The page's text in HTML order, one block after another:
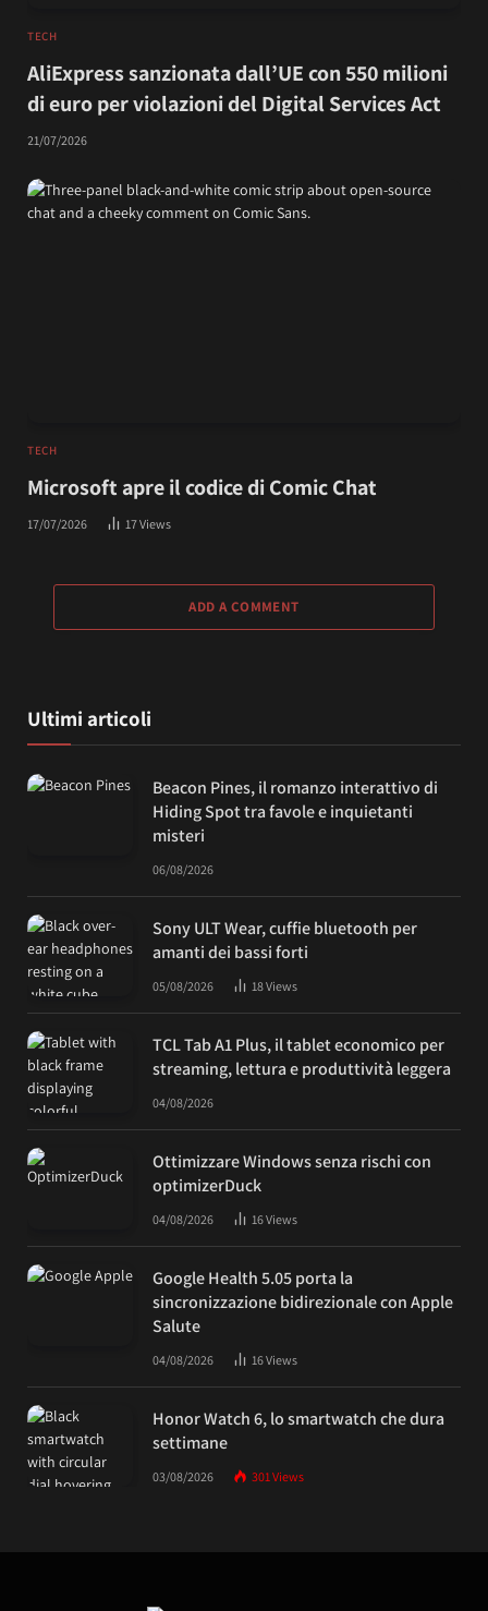
TECH
AliExpress sanzionata dall’UE con 550 milioni
di euro per violazioni del Digital Services Act
21/07/2026
TECH
Microsoft apre il codice di Comic Chat
17/07/2026 17Views
ADD A COMMENT
Ultimi articoli
Beacon Pines, il romanzo interattivo di
Hiding Spot tra favole e inquietanti
misteri
06/08/2026
Sony ULT Wear, cuffie bluetooth per
amanti dei bassi forti
05/08/2026 18Views
TCL Tab A1 Plus, il tablet economico per
streaming, lettura e produttività leggera
04/08/2026
Ottimizzare Windows senza rischi con
optimizerDuck
04/08/2026 16Views
Google Health 5.05 porta la
sincronizzazione bidirezionale con Apple
Salute
04/08/2026 16Views
Honor Watch 6, lo smartwatch che dura
settimane
03/08/2026 301Views